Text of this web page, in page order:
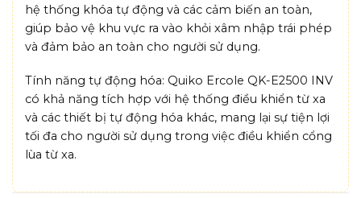
hệ thống khóa tự động và các cảm biến an toàn,
giúp bảo vệ khu vực ra vào khỏi xâm nhập trái phép
và đảm bảo an toàn cho người sử dụng.
Tính năng tự động hóa: Quiko Ercole QK-E2500 INV
có khả năng tích hợp với hệ thống điều khiển từ xa
và các thiết bị tự động hóa khác, mang lại sự tiện lợi
tối đa cho người sử dụng trong việc điều khiển cổng
lùa từ xa.